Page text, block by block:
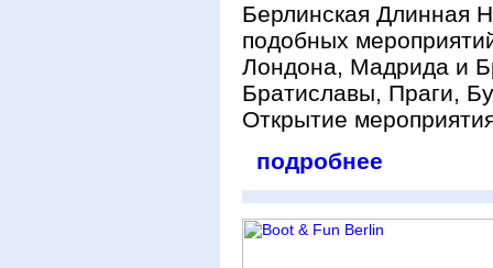
Берлинская Длинная
подобных
Лондона, Мадрида и
Братиславы, Праги,
Открытие
подробнее